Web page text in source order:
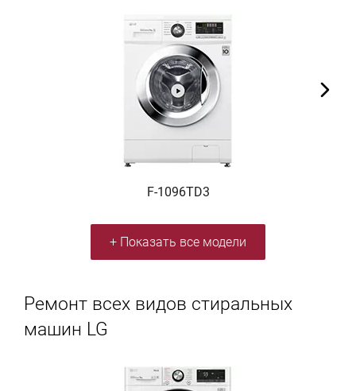
F-1096TD3
+ Показать все модели
Ремонт всех видов стиральных
машин LG